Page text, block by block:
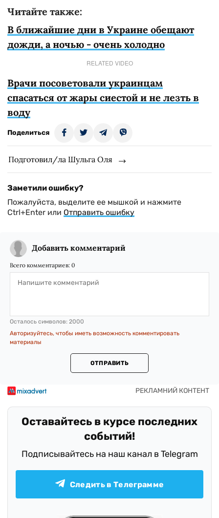
Читайте также:
В ближайшие дни в Украине обещают
дожди, а ночью - очень холодно
RELATED VIDEO
Врачи посоветовали украинцам
спасаться от жары сиестой и не лезть в
воду
Поделиться
Подготовил/ла Шульга Оля
Заметили ошибку?
Пожалуйста, выделите ее мышкой и нажмите
Ctrl+Enter или Отправить ошибку
Добавить комментарий
Всего комментариев: 0
Осталось символов: 2000
Авторизуйтесь, чтобы иметь возможность комментировать
материалы
ОТПРАВИТЬ
Оставайтесь в курсе последних
событий!
Подписывайтесь на наш канал в Telegram
Следить в Телеграмме